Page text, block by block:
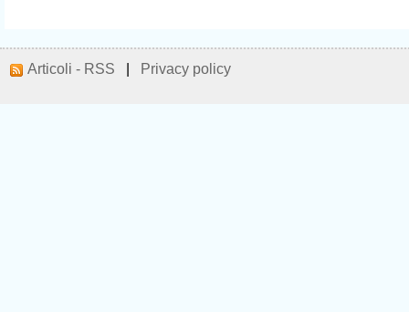
Articoli - RSS Privacy policy